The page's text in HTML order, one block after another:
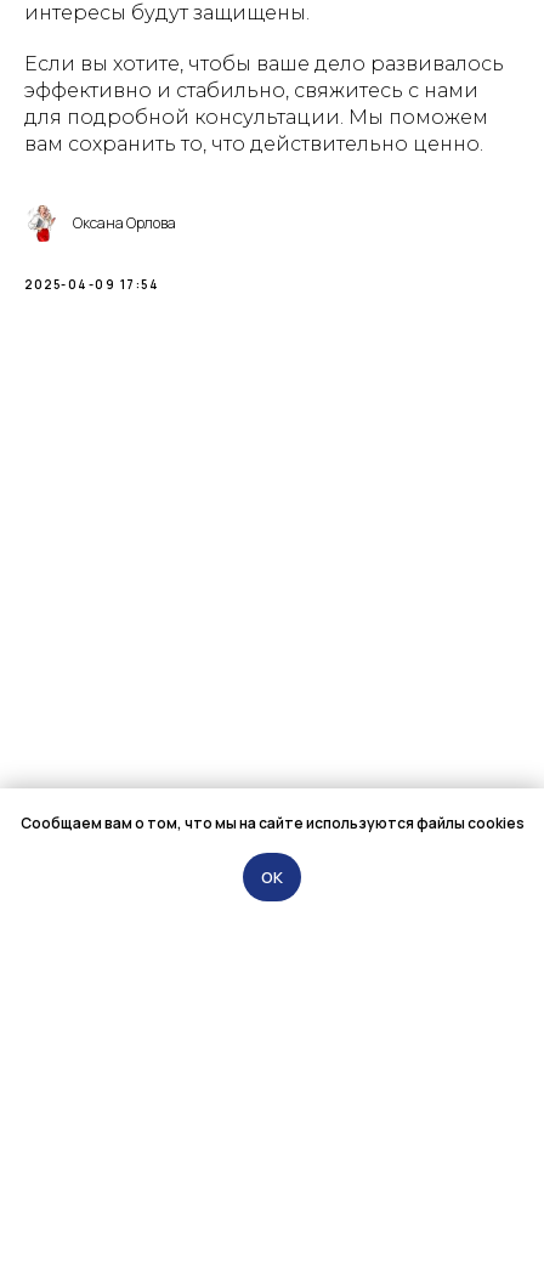
интересы будут защищены.
Если вы хотите, чтобы ваше дело развивалось
эффективно и стабильно, свяжитесь с нами
для подробной консультации. Мы поможем
вам сохранить то, что действительно ценно.
Оксана Орлова
2025-04-09 17:54
Сообщаем вам о том, что мы на сайте используются файлы cookies
OK